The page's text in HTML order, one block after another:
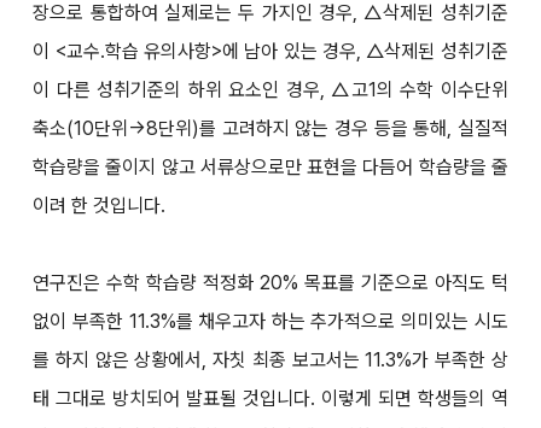
장으로 통합하여 실제로는 두 가지인 경우, △삭제된 성취기준
이 <교수․학습 유의사항>에 남아 있는 경우, △삭제된 성취기준
이 다른 성취기준의 하위 요소인 경우, △고1의 수학 이수단위
축소(10단위→8단위)를 고려하지 않는 경우 등을 통해, 실질적
학습량을 줄이지 않고 서류상으로만 표현을 다듬어 학습량을 줄
이려 한 것입니다.
연구진은 수학 학습량 적정화 20% 목표를 기준으로 아직도 턱
없이 부족한 11.3%를 채우고자 하는 추가적으로 의미있는 시도
를 하지 않은 상황에서, 자칫 최종 보고서는 11.3%가 부족한 상
태 그대로 방치되어 발표될 것입니다. 이렇게 되면 학생들의 역